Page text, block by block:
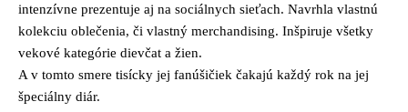
intenzívne prezentuje aj na sociálnych sieťach. Navrhla vlastnú
kolekciu oblečenia, či vlastný merchandising. Inšpiruje všetky
vekové kategórie dievčat a žien.
A v tomto smere tisícky jej fanúšičiek čakajú každý rok na jej
špeciálny diár.